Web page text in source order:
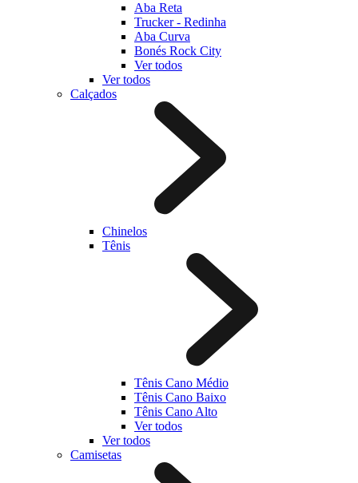
Aba Reta
Trucker - Redinha
Aba Curva
Bonés Rock City
Ver todos
Ver todos
Calçados
Chinelos
Tênis
Tênis Cano Médio
Tênis Cano Baixo
Tênis Cano Alto
Ver todos
Ver todos
Camisetas